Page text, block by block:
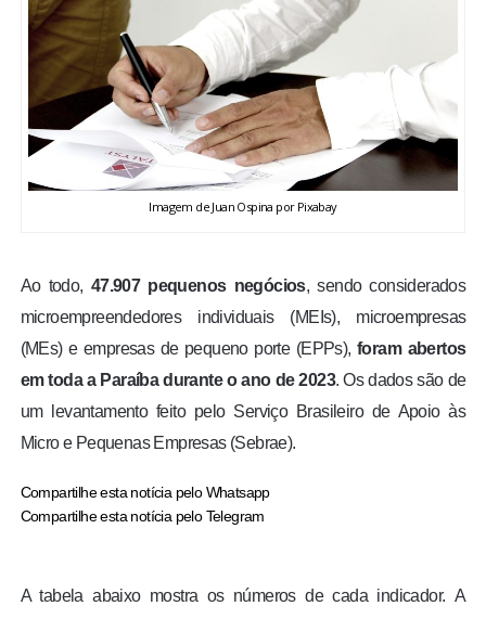
ESPORTES
ENTRETENIMENTO
ENQUETE
FOTOS
COLUNISTAS
Imagem de Juan Ospina por Pixabay
Ao todo, 47.907 pequenos negócios, sendo considerados
microempreendedores individuais (MEIs), microempresas
(MEs) e empresas de pequeno porte (EPPs),foram abertos
em toda a Paraíba durante o ano de 2023. Os dados são de
um levantamento feito pelo Serviço Brasileiro de Apoio às
Micro e Pequenas Empresas (Sebrae).
Compartilhe esta notícia pelo Whatsapp
Compartilhe esta notícia pelo Telegram
A tabela abaixo mostra os números de cada indicador. A